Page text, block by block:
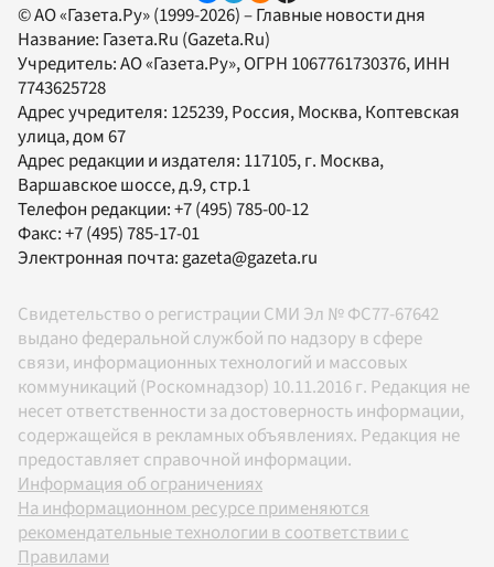
© АО «Газета.Ру» (1999-2026) – Главные новости дня
Название: Газета.Ru (Gazeta.Ru)
Учредитель:АО «Газета.Ру», ОГРН 1067761730376, ИНН
7743625728
Адрес учредителя: 125239, Россия, Москва, Коптевская
улица, дом 67
Адрес редакции и издателя: 117105, г. Москва,
Варшавское шоссе, д.9, стр.1
Телефон редакции:+7 (495) 785-00-12
Факс:+7 (495) 785-17-01
Электронная почта: gazeta@gazeta.ru
Свидетельство о регистрации СМИ Эл № ФС77-67642
выдано федеральной службой по надзору в сфере
связи, информационных технологий и массовых
коммуникаций (Роскомнадзор) 10.11.2016 г. Редакция не
несет ответственности за достоверность информации,
содержащейся в рекламных объявлениях. Редакция не
предоставляет справочной информации.
Информация об ограничениях
На информационном ресурсе применяются
рекомендательные технологии в соответствии с
Правилами